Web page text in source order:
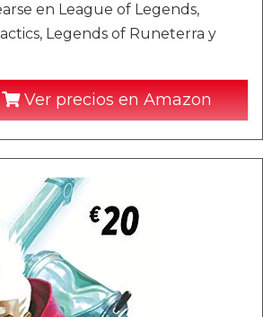
en League of Legends,
Legends of Runeterra y
Ver precios en Amazon